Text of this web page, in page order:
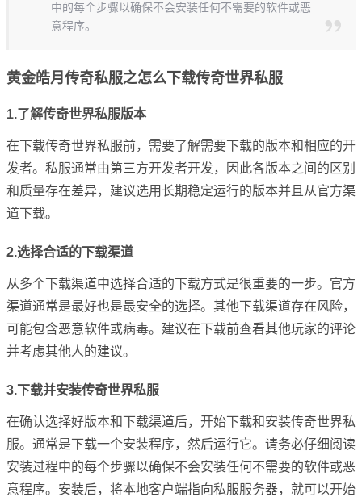
中的每个步骤以确保不会安装任何不需要的软件或恶
意程序。
黄金皓月传奇私服之怎么下载传奇世界私服
1.了解传奇世界私服版本
在下载传奇世界私服前，需要了解需要下载的版本和相应的开
发者。私服通常由第三方开发者开发，因此各版本之间的区别
和质量存在差异，建议选用长期稳定运行的版本并且从官方渠
道下载。
2.选择合适的下载渠道
从多个下载渠道中选择合适的下载方式是很重要的一步。官方
渠道通常是最好也是最安全的选择。其他下载渠道存在风险，
可能包含恶意软件或病毒。建议在下载前查看其他玩家的评论
并考虑其他人的建议。
3.下载并安装传奇世界私服
在确认选择好版本和下载渠道后，开始下载和安装传奇世界私
服。通常是下载一个安装程序，然后运行它。请务必仔细阅读
安装过程中的每个步骤以确保不会安装任何不需要的软件或恶
意程序。安装后，将本地客户端指向私服服务器，就可以开始